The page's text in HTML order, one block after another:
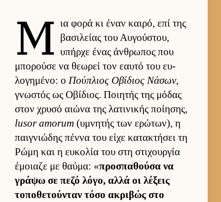
Μ ια φορά κι έναν και­ρό, επί της
βασιλείας του Αυ­γού­στου,
υπήρχε ένας άν­θρωπος που
μπορούσε να θεωρεί τον εαυτό του ευ­
λογημένο: ο Πού­πλιος Οβίδιος Νάσων,
γνωστός ως Οβίδιος. Ποι­ητής της μόδας
στον χρυσό αιώνα της λατινικής ποί­ησης,
lusor amorum (υμνητής των ερώτων), η
παι­γνιώδης πέννα του είχε κατακτήσει τη
Ρώμη και η ευ­κολία του στη στιχουρ­γία
έμοιαζε με θαύ­μα: «προσπαθούσα να
γράψω σε πεζό λόγο, αλλά οι λέξεις
τοποθετού­νταν τόσο ακριβώς στο